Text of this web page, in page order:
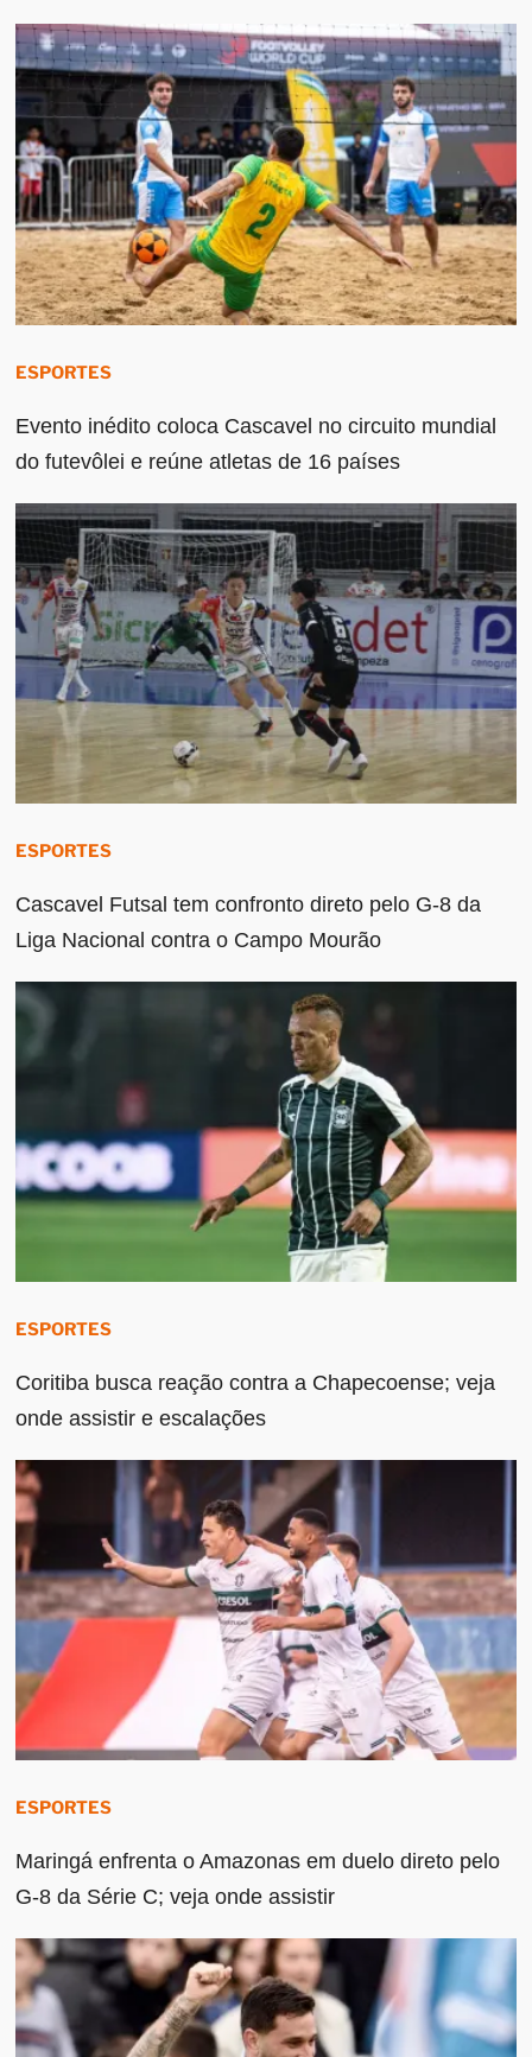
ESPORTES
Evento inédito coloca Cascavel no circuito mundial
do futevôlei e reúne atletas de 16 países
ESPORTES
Cascavel Futsal tem confronto direto pelo G-8 da
Liga Nacional contra o Campo Mourão
ESPORTES
Coritiba busca reação contra a Chapecoense; veja
onde assistir e escalações
ESPORTES
Maringá enfrenta o Amazonas em duelo direto pelo
G-8 da Série C; veja onde assistir